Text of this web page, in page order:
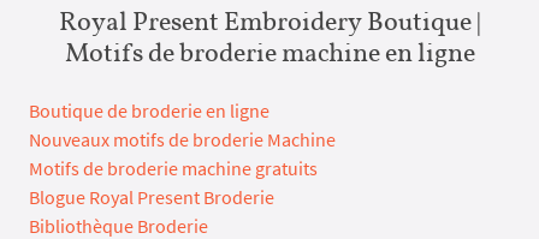
Royal Present Embroidery Boutique |
Motifs de broderie machine en ligne
Boutique de broderie en ligne
Nouveaux motifs de broderie Machine
Motifs de broderie machine gratuits
Blogue Royal Present Broderie
Bibliothèque Broderie